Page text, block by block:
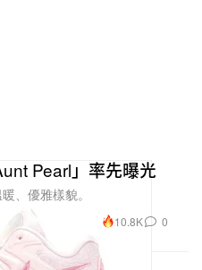
Pearl」率先曝光
、優雅樣貌。
10.8K 0